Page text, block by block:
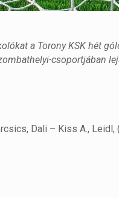
a Torony KSK hét
csoportjában
Dali – Kiss A.,